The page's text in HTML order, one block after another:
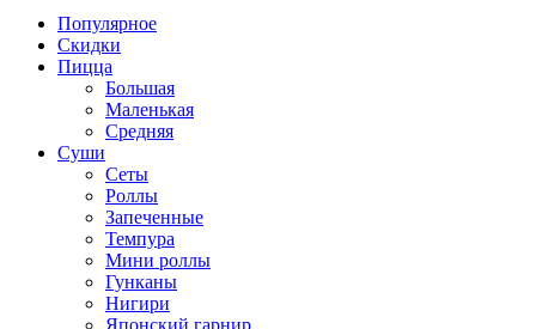
Популярное
Скидки
Пицца
Большая
Маленькая
Средняя
Суши
Сеты
Роллы
Запеченные
Темпура
Мини роллы
Гунканы
Нигири
Японский гарнир